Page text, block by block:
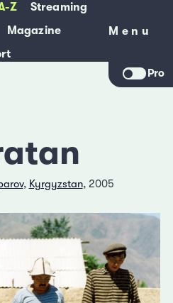
Z
Streaming
Magazine
Menu
Menu
Pro
, Kyrgyzstan, 2005